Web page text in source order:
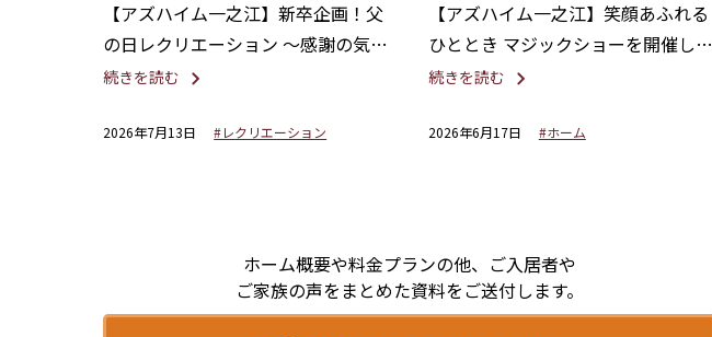
【アズハイム一之江】新卒企画！父
の日レクリエーション ～感謝の気持
ちを込めて～
続きを読む
2026年7月13日 #レクリエーション
【アズハイム一之江】笑顔あふれる
ひととき マジックショーを開催しま
した！
続きを読む
2026年6月17日 #ホーム
ホーム概要や料金プランの他、ご入居者や
ご家族の声をまとめた資料をご送付します。